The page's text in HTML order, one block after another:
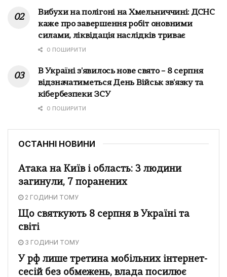
Вибухи на полігоні на Хмельниччині: ДСНС
каже про завершення робіт оновними
силами, ліквідація наслідків триває
0 ПОШИРИТИ
В Україні з'явилось нове свято – 8 серпня
відзначатиметься День Військ зв'язку та
кібербезпеки ЗСУ
0 ПОШИРИТИ
ОСТАННІ НОВИНИ
Атака на Київ і область: 3 людини
загинули, 7 поранених
2 ГОДИНИ ТОМУ
Що святкують 8 серпня в Україні та
світі
3 ГОДИНИ ТОМУ
У рф лише третина мобільних інтернет-
сесій без обмежень, влада посилює